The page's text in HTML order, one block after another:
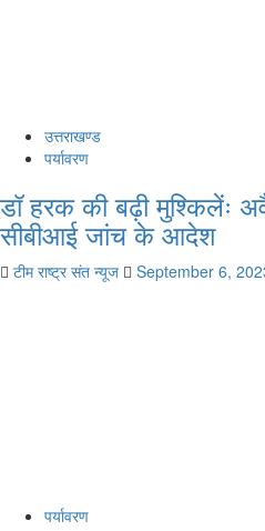
उत्तराखण्ड
पर्यावरण
डॉ हरक की बढ़ी मुश्किलेंः
सीबीआई जांच के आदेश
टीम राष्ट्र संत न्यूज September 6,
पर्यावरण